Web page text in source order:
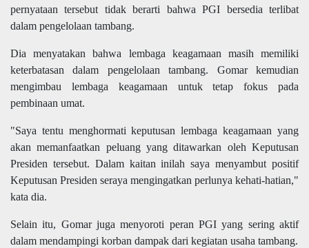
pernyataan tersebut tidak berarti bahwa PGI bersedia terlibat
dalam pengelolaan tambang.
Dia menyatakan bahwa lembaga keagamaan masih memiliki
keterbatasan dalam pengelolaan tambang. Gomar kemudian
mengimbau lembaga keagamaan untuk tetap fokus pada
pembinaan umat.
"Saya tentu menghormati keputusan lembaga keagamaan yang
akan memanfaatkan peluang yang ditawarkan oleh Keputusan
Presiden tersebut. Dalam kaitan inilah saya menyambut positif
Keputusan Presiden seraya mengingatkan perlunya kehati-hatian,"
kata dia.
Selain itu, Gomar juga menyoroti peran PGI yang sering aktif
dalam mendampingi korban dampak dari kegiatan usaha tambang.